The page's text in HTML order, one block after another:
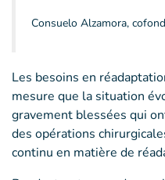
Consuelo Alzamora,
Les besoins en
mesure que la situation
gravement blessées qui
des opérations
continu en matière de